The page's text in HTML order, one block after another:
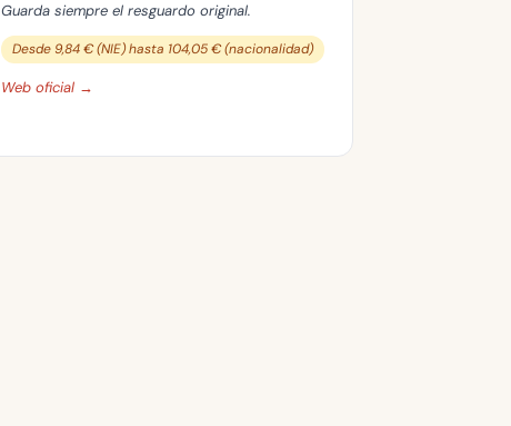
Guarda siempre el resguardo original.
Desde 9,84 € (NIE) hasta 104,05 € (nacionalidad)
Web oficial →